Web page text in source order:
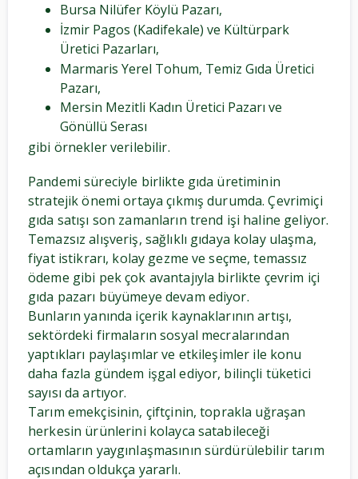
Bursa Nilüfer Köylü Pazarı,
İzmir Pagos (Kadifekale) ve Kültürpark
Üretici Pazarları,
Marmaris Yerel Tohum, Temiz Gıda Üretici
Pazarı,
Mersin Mezitli Kadın Üretici Pazarı ve
Gönüllü Serası
gibi örnekler verilebilir.
Pandemi süreciyle birlikte gıda üretiminin
stratejik önemi ortaya çıkmış durumda. Çevrimiçi
gıda satışı son zamanların trend işi haline geliyor.
Temazsız alışveriş, sağlıklı gıdaya kolay ulaşma,
fiyat istikrarı, kolay gezme ve seçme, temassız
ödeme gibi pek çok avantajıyla birlikte çevrim içi
gıda pazarı büyümeye devam ediyor.
Bunların yanında içerik kaynaklarının artışı,
sektördeki firmaların sosyal mecralarından
yaptıkları paylaşımlar ve etkileşimler ile konu
daha fazla gündem işgal ediyor, bilinçli tüketici
sayısı da artıyor.
Tarım emekçisinin, çiftçinin, toprakla uğraşan
herkesin ürünlerini kolayca satabileceği
ortamların yaygınlaşmasının sürdürülebilir tarım
açısından oldukça yararlı.